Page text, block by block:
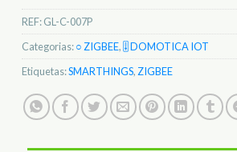
REF:GL-C-007P
Categorias:○ ZIGBEE, 🎚️ DOMOTICA IOT
Etiquetas:SMARTHINGS, ZIGBEE